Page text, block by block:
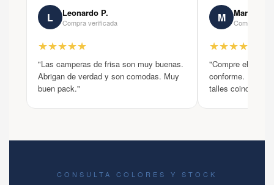
L Leonardo P.
Compra verificada
★★★★★
"Las camperas de frisa son muy buenas.
Abrigan de verdad y son comodas. Muy
buen pack."
M Marcelo T.
Compra
★★★★★
"Compre el pack
conforme. Los
talles coinciden
CONSULTA COLORES Y STOCK